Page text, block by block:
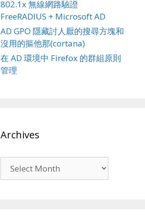
802.1x 無線網路驗證
FreeRADIUS + Microsoft AD
AD GPO 隱藏討人厭的搜尋方塊和
沒用的摳他那(cortana)
在 AD 環境中 Firefox 的群組原則
管理
Archives